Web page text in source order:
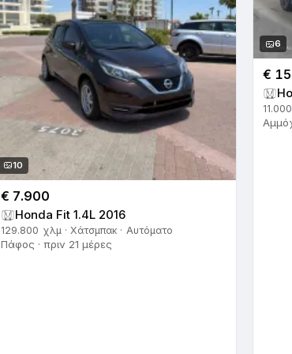
10
€ 7.900
Honda Fit 1.4L 2016
129.800 χλμ · Χάτσμπακ · Αυτόματο
Πάφος · πριν 21 μέρες
6
€